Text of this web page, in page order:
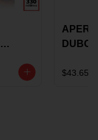
VINO
$43.650